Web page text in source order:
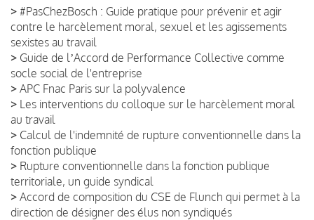
> #PasChezBosch : Guide pratique pour prévenir et agir
contre le harcèlement moral, sexuel et les agissements
sexistes au travail
> Guide de lʼAccord de Performance Collective comme
socle social de l'entreprise
> APC Fnac Paris sur la polyvalence
> Les interventions du colloque sur le harcèlement moral
au travail
> Calcul de l'indemnité de rupture conventionnelle dans la
fonction publique
> Rupture conventionnelle dans la fonction publique
territoriale, un guide syndical
> Accord de composition du CSE de Flunch qui permet à la
direction de désigner des élus non syndiqués